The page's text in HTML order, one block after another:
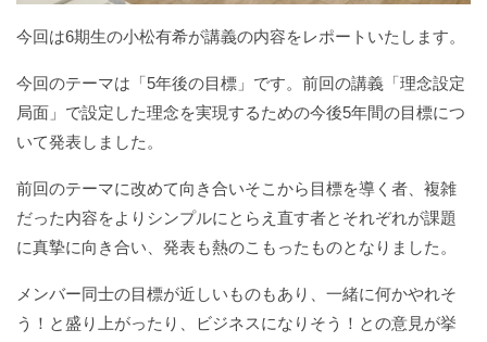
今回は6期生の小松有希が講義の内容をレポートいたします。
今回のテーマは「5年後の目標」です。前回の講義「理念設定
局面」で設定した理念を実現するための今後5年間の目標につ
いて発表しました。
前回のテーマに改めて向き合いそこから目標を導く者、複雑
だった内容をよりシンプルにとらえ直す者とそれぞれが課題
に真摯に向き合い、発表も熱のこもったものとなりました。
メンバー同士の目標が近しいものもあり、一緒に何かやれそ
う！と盛り上がったり、ビジネスになりそう！との意見が挙